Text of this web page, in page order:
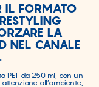
IL FORMATO
LA
NEL CANALE
PET da 250 ml, con un
all’ambiente,